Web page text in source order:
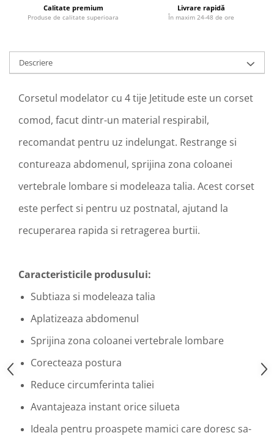
Calitate premium
Produse de calitate superioara
Livrare rapidă
În maxim 24-48 de ore
Descriere
Corsetul modelator cu 4 tije Jetitude este un corset
comod, facut dintr-un material respirabil,
recomandat pentru uz indelungat. Restrange si
contureaza abdomenul, sprijina zona coloanei
vertebrale lombare si modeleaza talia. Acest corset
este perfect si pentru uz postnatal, ajutand la
recuperarea rapida si retragerea burtii.
Caracteristicile produsului:
Subtiaza si modeleaza talia
Aplatizeaza abdomenul
Sprijina zona coloanei vertebrale lombare
Corecteaza postura
Reduce circumferinta taliei
Avantajeaza instant orice silueta
Ideala pentru proaspete mamici care doresc sa-